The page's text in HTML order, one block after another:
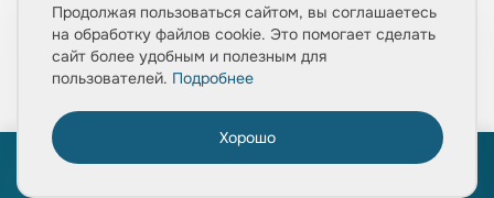
Электронная почта
zayavka@mpolis-pro.ru
Обратный звонок
Продолжая пользоваться сайтом, вы соглашаетесь
на обработку файлов cookie. Это помогает сделать
сайт более удобным и полезным для
пользователей. Подробнее
Хорошо